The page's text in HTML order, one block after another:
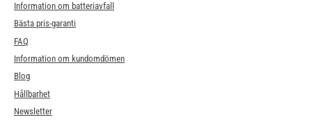
Information om batteriavfall
Bästa pris-garanti
FAQ
Information om kundomdömen
Blog
Hållbarhet
Newsletter